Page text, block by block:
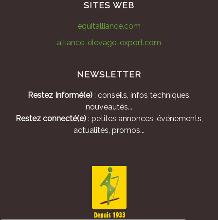
SITES WEB
equitalliance.com
alliance-elevage-export.com
NEWSLETTER
Restez Informé(e): conseils, infos techniques,
nouveautés...
Restez connecté(e): petites annonces, événements,
actualités, promos...